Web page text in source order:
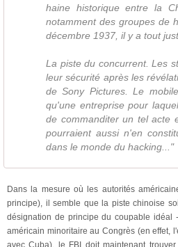
haine historique entre la
notamment des groupes de
décembre 1937, il y a tout
La piste du concurrent. Les
leur sécurité après les
de Sony Pictures. Le
qu'une entreprise pour
de commanditer un tel acte
pourraient aussi n'en
dans le monde du hacking..."
Dans la mesure où les autorités
principe), il semble que la piste chinoise
désignation de principe du coupable
américain minoritaire au Congrès (en effet,
avec Cuba), le FBI doit maintenant